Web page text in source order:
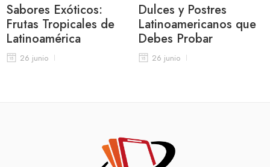
Sabores Exóticos:
Frutas Tropicales de
Latinoamérica
26 junio
Dulces y Postres
Latinoamericanos que
Debes Probar
26 junio